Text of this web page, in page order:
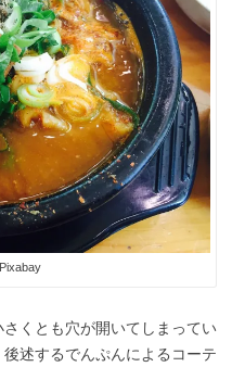
くとも穴が開いてしまってい
述するでんぷんによるコーテ